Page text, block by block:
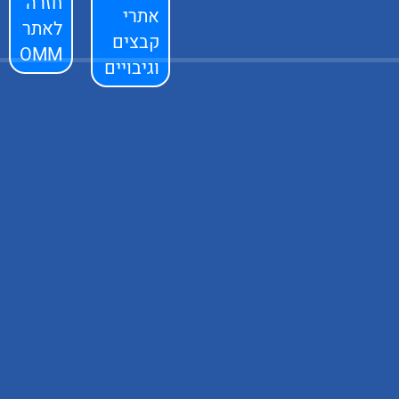
אתרי
קבצים
וגיבויים
לאתר
OMM